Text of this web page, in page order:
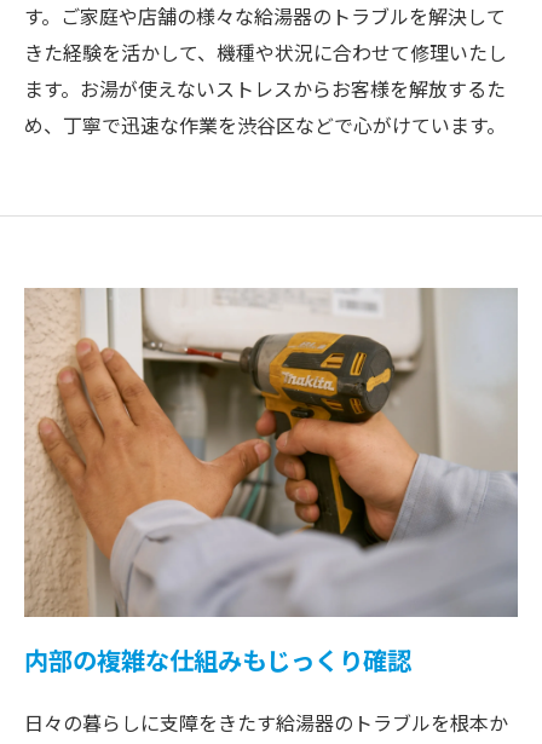
す。ご家庭や店舗の様々な給湯器のトラブルを解決して
きた経験を活かして、機種や状況に合わせて修理いたし
ます。お湯が使えないストレスからお客様を解放するた
め、丁寧で迅速な作業を渋谷区などで心がけています。
内部の複雑な仕組みもじっくり確認
日々の暮らしに支障をきたす給湯器のトラブルを根本か